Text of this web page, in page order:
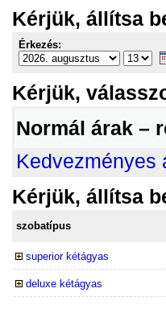
Kérjük, állítsa
Érkezés:
Kérjük,
Normál árak –
Kedvezményes
Kérjük, állítsa
szobatípus
superior kétágyas
deluxe kétágyas